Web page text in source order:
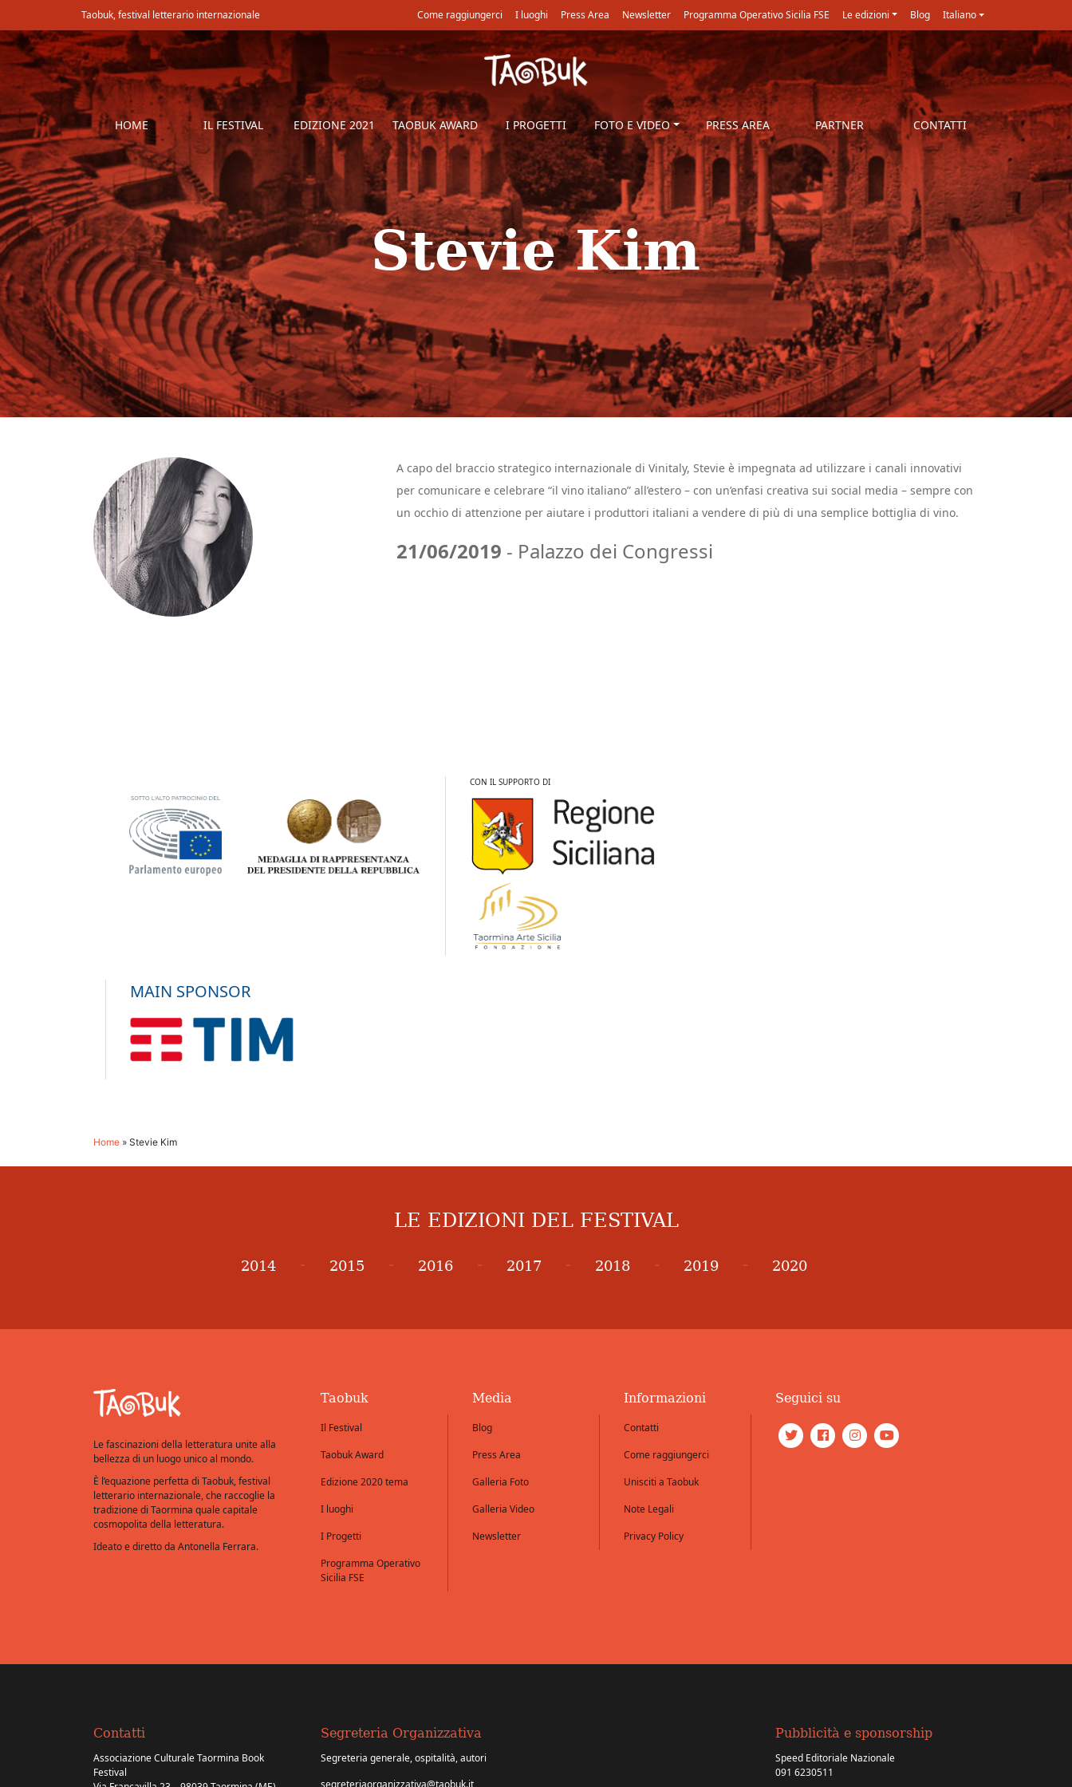
Taobuk, festival letterario internazionale Come raggiungerci I luoghi Press Area Newsletter Programma Operativo Sicilia FSE Le edizioni Blog Italiano
HOME IL FESTIVAL EDIZIONE 2021 TAOBUK AWARD I PROGETTI FOTO E VIDEO PRESS AREA PARTNER CONTATTI
Stevie Kim
A capo del braccio strategico internazionale di Vinitaly, Stevie è impegnata ad utilizzare i canali innovativi
per comunicare e celebrare “il vino italiano” all’estero – con un’enfasi creativa sui social media – sempre con
un occhio di attenzione per aiutare i produttori italiani a vendere di più di una semplice bottiglia di vino.
21/06/2019 - Palazzo dei Congressi
CON IL SUPPORTO DI
MAIN SPONSOR
Home » Stevie Kim
LE EDIZIONI DEL FESTIVAL
2014 - 2015 - 2016 - 2017 - 2018 - 2019 - 2020
Le fascinazioni della letteratura unite alla
bellezza di un luogo unico al mondo.
È l’equazione perfetta di Taobuk, festival
letterario internazionale, che raccoglie la
tradizione di Taormina quale capitale
cosmopolita della letteratura.
Ideato e diretto da Antonella Ferrara.
Taobuk
Il Festival
Taobuk Award
Edizione 2020 tema
I luoghi
I Progetti
Programma Operativo
Sicilia FSE
Media
Blog
Press Area
Galleria Foto
Galleria Video
Newsletter
Informazioni
Contatti
Come raggiungerci
Unisciti a Taobuk
Note Legali
Privacy Policy
Seguici su
Contatti
Associazione Culturale Taormina Book
Festival
Segreteria Organizzativa
Segreteria generale, ospitalità, autori
segreteriaorganizzativa@taobuk.it
Pubblicità e sponsorship
Speed Editoriale Nazionale
091 6230511